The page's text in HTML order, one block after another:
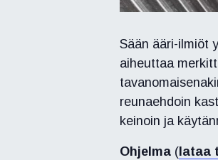
Sään ääri-ilmiöt
aiheuttaa
reunaehdoin
keinoin ja
Ohjelma (lataa